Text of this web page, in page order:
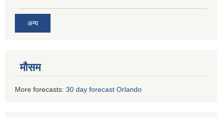
अन्य
मौसम
More forecasts: 30 day forecast Orlando